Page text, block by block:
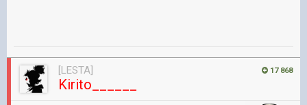
17 868
[LESTA]
Kirito______